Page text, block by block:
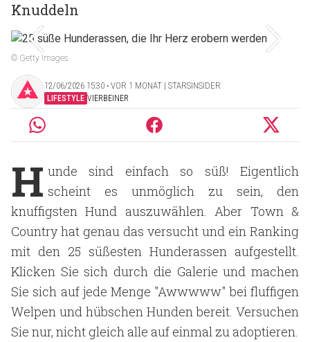
Knuddeln
© Getty Images
12/06/2026 15:30 ‧ VOR 1 MONAT | STARSINSIDER
LIFESTYLE VIERBEINER
H unde sind einfach so süß! Eigentlich
scheint es unmöglich zu sein, den
knuffigsten Hund auszuwählen. Aber Town &
Country hat genau das versucht und ein Ranking
mit den 25 süßesten Hunderassen aufgestellt.
Klicken Sie sich durch die Galerie und machen
Sie sich auf jede Menge "Awwwww" bei fluffigen
Welpen und hübschen Hunden bereit. Versuchen
Sie nur, nicht gleich alle auf einmal zu adoptieren.